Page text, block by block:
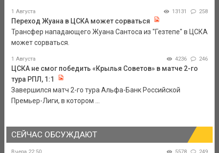
1 Августа 13131 258
Переход Жуана в ЦСКА может сорваться
Трансфер нападающего Жуана Сантоса из "Гезтепе" в ЦСКА
может сорваться.
1 Августа 4236 246
ЦСКА не смог победить «Крылья Советов» в матче 2-го
тура РПЛ, 1:1
Завершился матч 2-го тура Альфа-Банк Российской
Премьер-Лиги, в котором ...
СЕЙЧАС ОБСУЖДАЮТ